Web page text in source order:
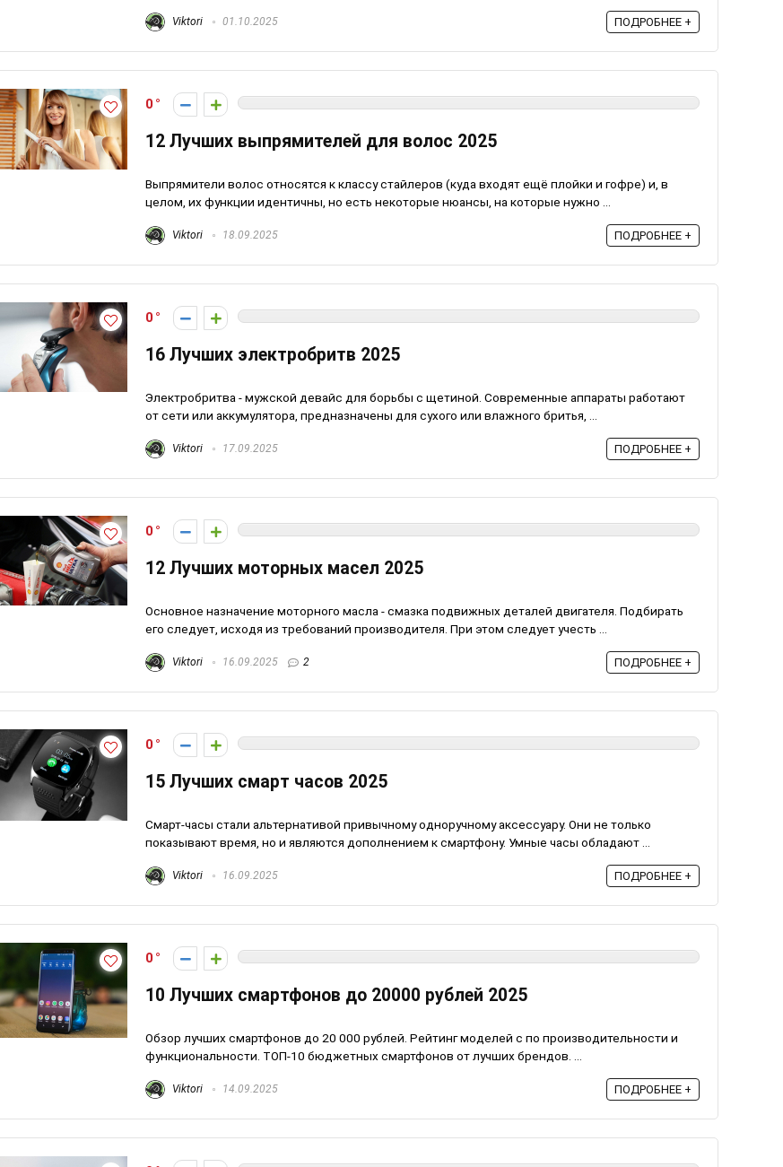
Viktori 01.10.2025 ПОДРОБНЕЕ +
0
12 Лучших выпрямителей для волос 2025
Выпрямители волос относятся к классу стайлеров (куда входят ещё плойки и гофре) и, в
целом, их функции идентичны, но есть некоторые нюансы, на которые нужно ...
Viktori 18.09.2025 ПОДРОБНЕЕ +
0
16 Лучших электробритв 2025
Электробритва - мужской девайс для борьбы с щетиной. Современные аппараты работают
от сети или аккумулятора, предназначены для сухого или влажного бритья, ...
Viktori 17.09.2025 ПОДРОБНЕЕ +
0
12 Лучших моторных масел 2025
Основное назначение моторного масла - смазка подвижных деталей двигателя. Подбирать
его следует, исходя из требований производителя. При этом следует учесть ...
Viktori 16.09.2025 2 ПОДРОБНЕЕ +
0
15 Лучших смарт часов 2025
Смарт-часы стали альтернативой привычному одноручному аксессуару. Они не только
показывают время, но и являются дополнением к смартфону. Умные часы обладают ...
Viktori 16.09.2025 ПОДРОБНЕЕ +
0
10 Лучших смартфонов до 20000 рублей 2025
Обзор лучших смартфонов до 20 000 рублей. Рейтинг моделей с по производительности и
функциональности. ТОП-10 бюджетных смартфонов от лучших брендов. ...
Viktori 14.09.2025 ПОДРОБНЕЕ +